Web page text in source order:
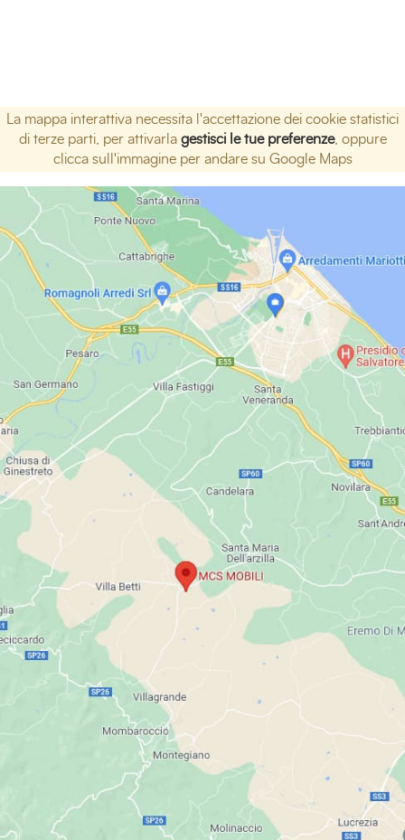
La mappa interattiva necessita l'accettazione dei cookie statistici
di terze parti, per attivarla gestisci le tue preferenze, oppure
clicca sull'immagine per andare su Google Maps